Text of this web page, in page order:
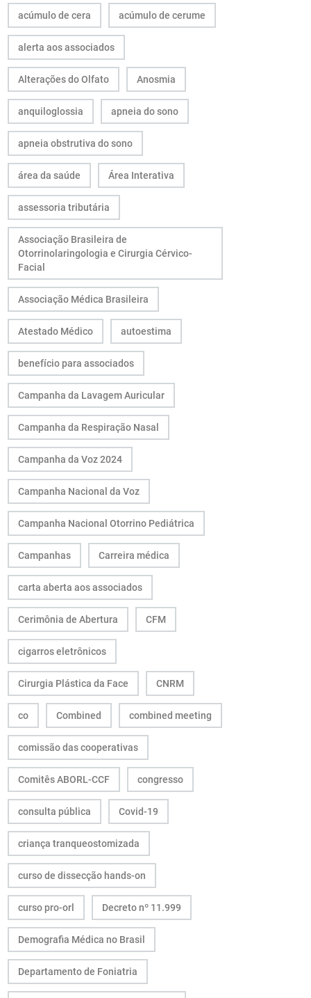
acúmulo de cera acúmulo de cerume
alerta aos associados
Alterações do Olfato Anosmia
anquiloglossia apneia do sono
apneia obstrutiva do sono
área da saúde Área Interativa
assessoria tributária
Associação Brasileira de
Otorrinolaringologia e Cirurgia Cérvico-
Facial
Associação Médica Brasileira
Atestado Médico autoestima
benefício para associados
Campanha da Lavagem Auricular
Campanha da Respiração Nasal
Campanha da Voz 2024
Campanha Nacional da Voz
Campanha Nacional Otorrino Pediátrica
Campanhas Carreira médica
carta aberta aos associados
Cerimônia de Abertura CFM
cigarros eletrônicos
Cirurgia Plástica da Face CNRM
co Combined combined meeting
comissão das cooperativas
Comitês ABORL-CCF congresso
consulta pública Covid-19
criança tranqueostomizada
curso de dissecção hands-on
curso pro-orl Decreto nº 11.999
Demografia Médica no Brasil
Departamento de Foniatria